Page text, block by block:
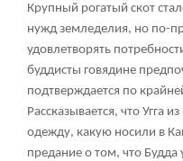
Крупный рогатый скот
нужд земледелия, но по-
удовлетворять
буддисты говядине
подтверждается по
Рассказывается, что Угга
одежду, какую носили в
предание о том, что Будда